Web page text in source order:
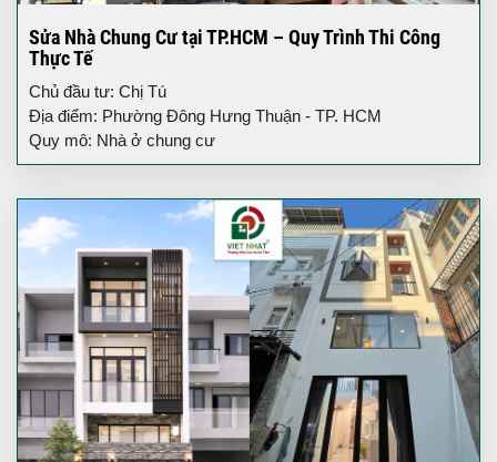
Sửa Nhà Chung Cư tại TP.HCM – Quy Trình Thi Công
Thực Tế
Chủ đầu tư: Chị Tú
Địa điểm: Phường Đông Hưng Thuận - TP. HCM
Quy mô: Nhà ở chung cư